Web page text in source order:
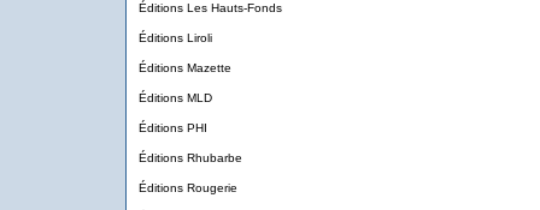
Éditions Les Hauts-Fonds
Éditions Liroli
Éditions Mazette
Éditions MLD
Éditions PHI
Éditions Rhubarbe
Éditions Rougerie